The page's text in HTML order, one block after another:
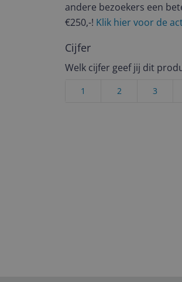
andere bezoekers een
€250,-! Klik hier voor de
Cijfer
Welk cijfer geef jij dit
3
2
1